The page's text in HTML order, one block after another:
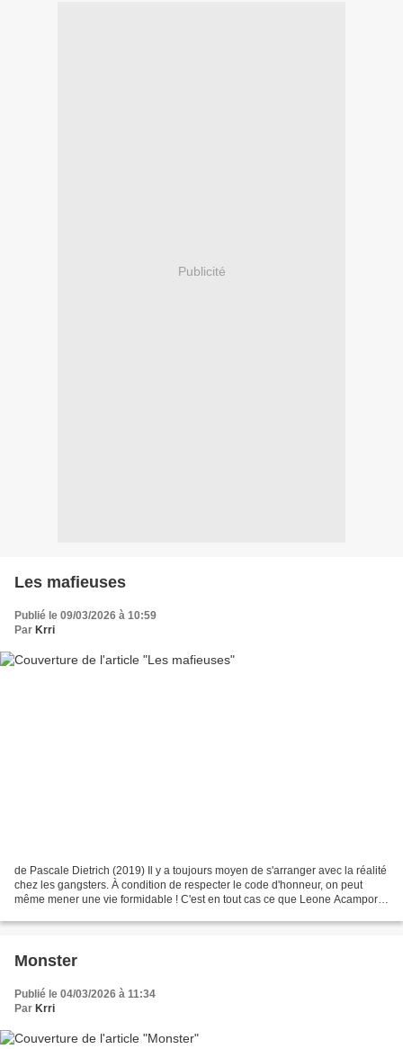
Publicité
Les mafieuses
Publié le 09/03/2026 à 10:59
Par Krri
de Pascale Dietrich (2019) Il y a toujours moyen de s'arranger avec la réalité
chez les gangsters. À condition de respecter le code d'honneur, on peut
même mener une vie formidable ! C'est en tout cas ce que Leone Acampora,
Monster
Publié le 04/03/2026 à 11:34
Par Krri